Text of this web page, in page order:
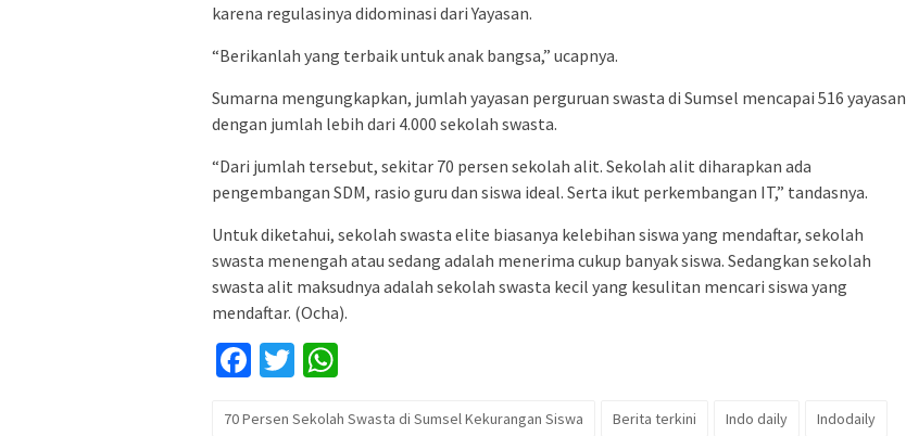
karena regulasinya didominasi dari Yayasan.
“Berikanlah yang terbaik untuk anak bangsa,” ucapnya.
Sumarna mengungkapkan, jumlah yayasan perguruan swasta di Sumsel mencapai 516 yayasan
dengan jumlah lebih dari 4.000 sekolah swasta.
“Dari jumlah tersebut, sekitar 70 persen sekolah alit. Sekolah alit diharapkan ada
pengembangan SDM, rasio guru dan siswa ideal. Serta ikut perkembangan IT,” tandasnya.
Untuk diketahui, sekolah swasta elite biasanya kelebihan siswa yang mendaftar, sekolah
swasta menengah atau sedang adalah menerima cukup banyak siswa. Sedangkan sekolah
swasta alit maksudnya adalah sekolah swasta kecil yang kesulitan mencari siswa yang
mendaftar. (Ocha).
Facebook
Twitter
70 Persen Sekolah Swasta di Sumsel Kekurangan Siswa Berita terkini Indo daily
Indodaily